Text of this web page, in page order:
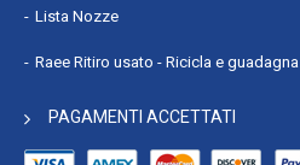
Lista Nozze
Raee Ritiro usato - Ricicla e guadagna
PAGAMENTI ACCETTATI